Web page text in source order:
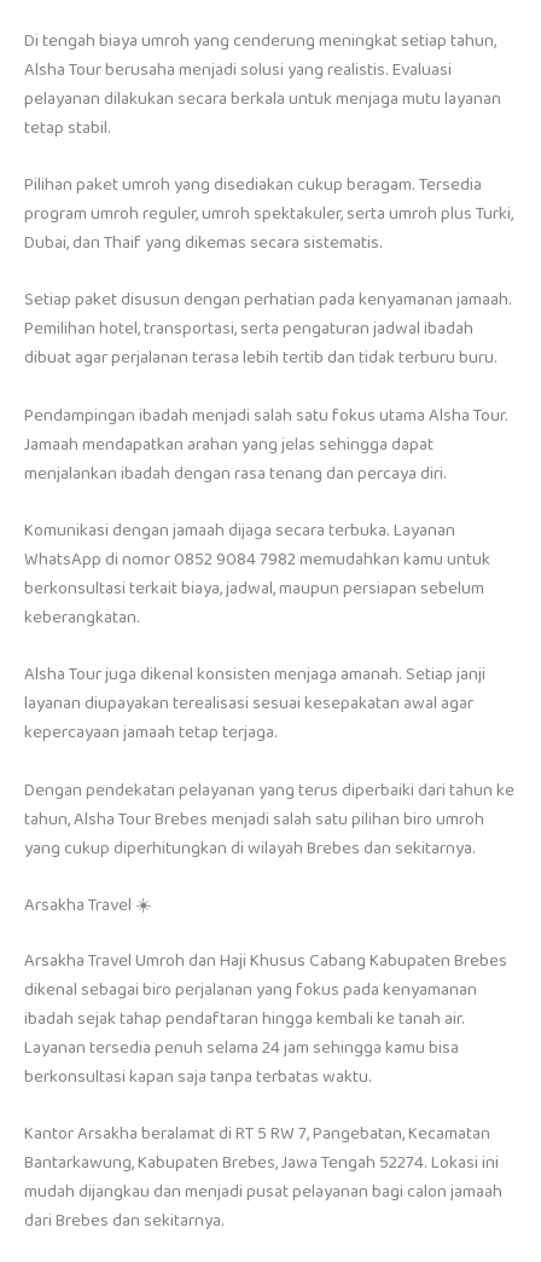
Di tengah biaya umroh yang cenderung meningkat setiap tahun,
Alsha Tour berusaha menjadi solusi yang realistis. Evaluasi
pelayanan dilakukan secara berkala untuk menjaga mutu layanan
tetap stabil.
Pilihan paket umroh yang disediakan cukup beragam. Tersedia
program umroh reguler, umroh spektakuler, serta umroh plus Turki,
Dubai, dan Thaif yang dikemas secara sistematis.
Setiap paket disusun dengan perhatian pada kenyamanan jamaah.
Pemilihan hotel, transportasi, serta pengaturan jadwal ibadah
dibuat agar perjalanan terasa lebih tertib dan tidak terburu buru.
Pendampingan ibadah menjadi salah satu fokus utama Alsha Tour.
Jamaah mendapatkan arahan yang jelas sehingga dapat
menjalankan ibadah dengan rasa tenang dan percaya diri.
Komunikasi dengan jamaah dijaga secara terbuka. Layanan
WhatsApp di nomor 0852 9084 7982 memudahkan kamu untuk
berkonsultasi terkait biaya, jadwal, maupun persiapan sebelum
keberangkatan.
Alsha Tour juga dikenal konsisten menjaga amanah. Setiap janji
layanan diupayakan terealisasi sesuai kesepakatan awal agar
kepercayaan jamaah tetap terjaga.
Dengan pendekatan pelayanan yang terus diperbaiki dari tahun ke
tahun, Alsha Tour Brebes menjadi salah satu pilihan biro umroh
yang cukup diperhitungkan di wilayah Brebes dan sekitarnya.
Arsakha Travel ☀️
Arsakha Travel Umroh dan Haji Khusus Cabang Kabupaten Brebes
dikenal sebagai biro perjalanan yang fokus pada kenyamanan
ibadah sejak tahap pendaftaran hingga kembali ke tanah air.
Layanan tersedia penuh selama 24 jam sehingga kamu bisa
berkonsultasi kapan saja tanpa terbatas waktu.
Kantor Arsakha beralamat di RT 5 RW 7, Pangebatan, Kecamatan
Bantarkawung, Kabupaten Brebes, Jawa Tengah 52274. Lokasi ini
mudah dijangkau dan menjadi pusat pelayanan bagi calon jamaah
dari Brebes dan sekitarnya.